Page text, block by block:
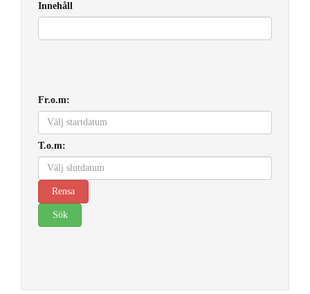
Innehåll
Fr.o.m:
T.o.m: